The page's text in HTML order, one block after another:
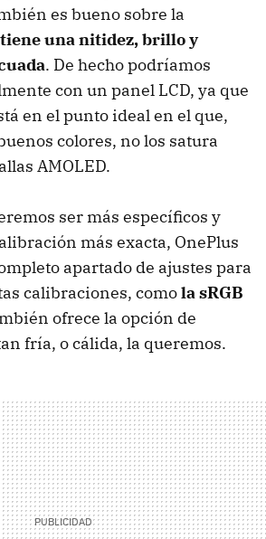
es bueno sobre la
tiene una nitidez, brillo y
. De hecho podríamos
con un panel LCD, ya que
en el punto ideal en el que,
colores, no los satura
AMOLED.
ser más específicos y
más exacta, OnePlus
apartado de ajustes para
calibraciones, comola sRGB
ofrece la opción de
fría, o cálida, la queremos.